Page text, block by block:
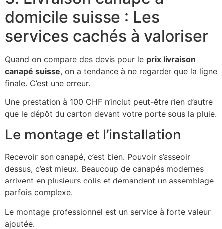
domicile suisse : Les
services cachés à valoriser
Quand on compare des devis pour le prix livraison
canapé suisse, on a tendance à ne regarder que la ligne
finale. C’est une erreur.
Une prestation à 100 CHF n’inclut peut-être rien d’autre
que le dépôt du carton devant votre porte sous la pluie.
Le montage et l’installation
Recevoir son canapé, c’est bien. Pouvoir s’asseoir
dessus, c’est mieux. Beaucoup de canapés modernes
arrivent en plusieurs colis et demandent un assemblage
parfois complexe.
Le montage professionnel est un service à forte valeur
ajoutée.